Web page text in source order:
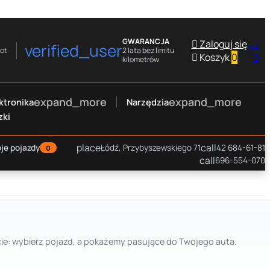
verified_userGWARANCJA
2 lata bez limitu
kilometrów
 Zaloguj się
 Koszyk 0 
0
expand_more Narzędziaexpand_more
pojazdy 0 placeŁódź, Przybyszewskiego 71call42 684-61-81
call696-554-070
wybierz pojazd, a pokażemy pasujące do Twojego auta.